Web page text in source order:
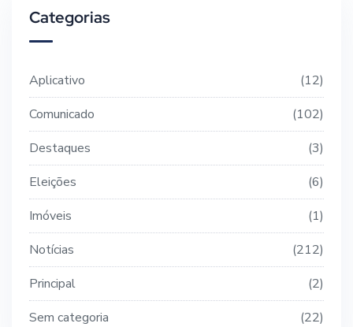
Categorias
Aplicativo
12
Comunicado
102
Destaques
3
Eleições
6
Imóveis
1
Notícias
212
Principal
2
Sem categoria
22